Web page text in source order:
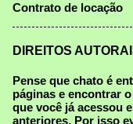
Contrato de locação
DIREITOS
Pense que chato é
páginas e encontrar
que você já acessou
anteriores. Por isso